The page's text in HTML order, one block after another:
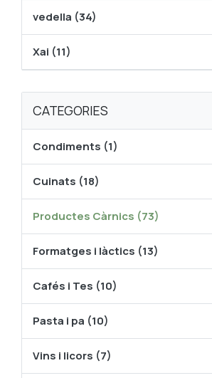
vedella (34)
Xai (11)
CATEGORIES
Condiments (1)
Cuinats (18)
Productes Càrnics (73)
Formatges i làctics (13)
Cafés i Tes (10)
Pasta i pa (10)
Vins i licors (7)